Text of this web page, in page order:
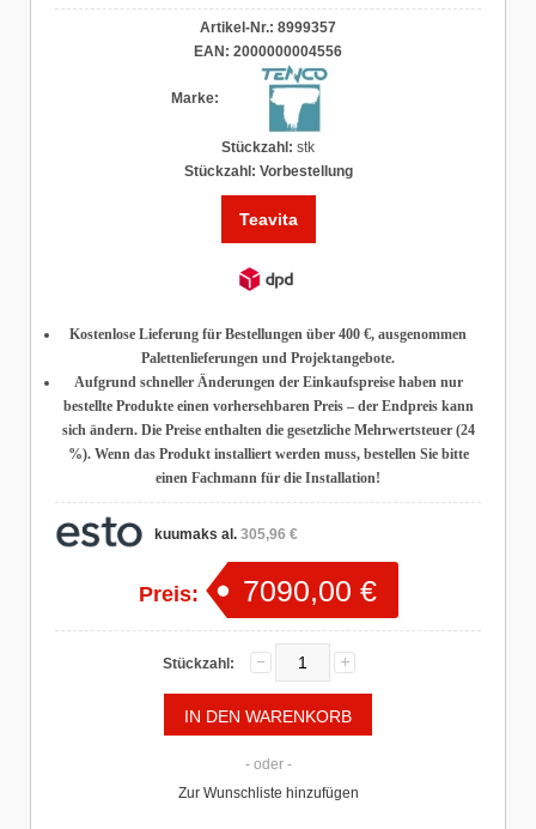
Artikel-Nr.: 8999357
EAN: 2000000004556
Marke:
Stückzahl: stk
Stückzahl: Vorbestellung
Teavita
Kostenlose Lieferung für Bestellungen über 400 €, ausgenommen
Palettenlieferungen und Projektangebote.
Aufgrund schneller Änderungen der Einkaufspreise haben nur
bestellte Produkte einen vorhersehbaren Preis – der Endpreis kann
sich ändern. Die Preise enthalten die gesetzliche Mehrwertsteuer (24
%). Wenn das Produkt installiert werden muss, bestellen Sie bitte
einen Fachmann für die Installation!
kuumaks al. 305,96 €
Preis: 7090,00 €
Stückzahl:
- oder -
Zur Wunschliste hinzufügen